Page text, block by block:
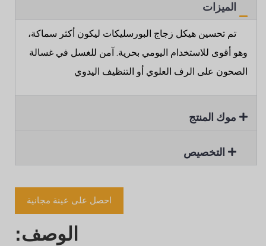
الميزات
تم تحسين هيكل زجاج البورسليكات ليكون أكثر سماكة،
وهو أقوى للاستخدام اليومي بحرية. آمن للغسل في غسالة
الصحون على الرف العلوي أو التنظيف اليدوي
موك المنتج
التخصيص
احصل على عينة مجانية
الوصف: